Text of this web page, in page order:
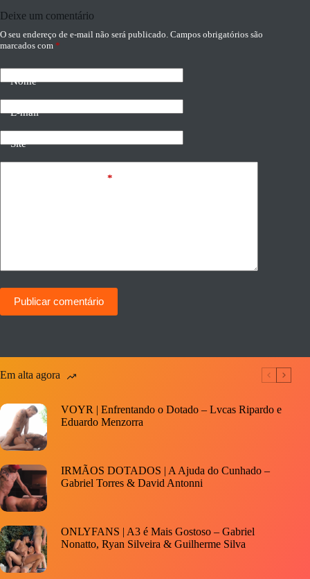
Deixe um comentário
O seu endereço de e-mail não será publicado. Campos obrigatórios são
marcados com *
Nome
E-mail
Site
*
Publicar comentário
Em alta agora
VOYR | Enfrentando o Dotado – Lvcas Ripardo e
Eduardo Menzorra
IRMÃOS DOTADOS | A Ajuda do Cunhado –
Gabriel Torres & David Antonni
ONLYFANS | A3 é Mais Gostoso – Gabriel
Nonatto, Ryan Silveira & Guilherme Silva